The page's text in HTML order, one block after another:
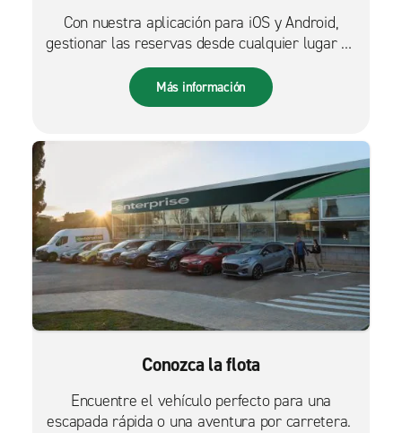
Con nuestra aplicación para iOS y Android,
gestionar las reservas desde cualquier lugar es
más fácil que nunca.
Más información
Conozca la flota
Encuentre el vehículo perfecto para una
escapada rápida o una aventura por carretera.